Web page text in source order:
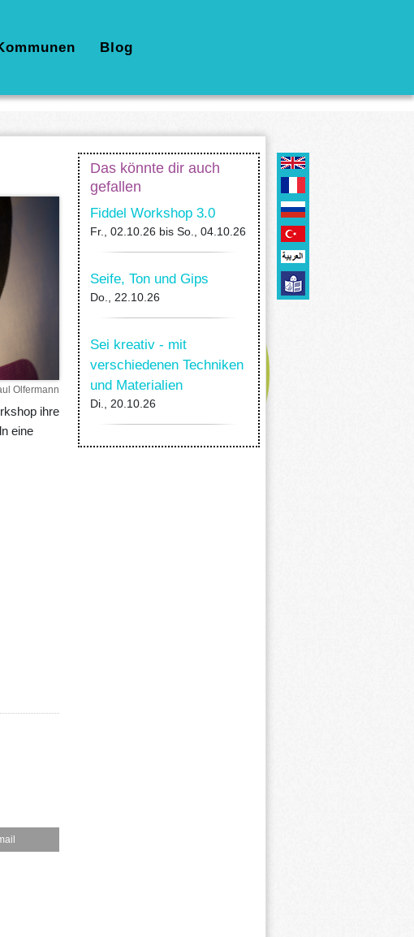
Blog
Olfermann
ihre
eine
Das könnte dir auch
gefallen
Fiddel Workshop 3.0
Fr., 02.10.26 bis So., 04.10.26
Seife, Ton und Gips
Do., 22.10.26
Sei kreativ - mit
verschiedenen Techniken
und Materialien
Di., 20.10.26